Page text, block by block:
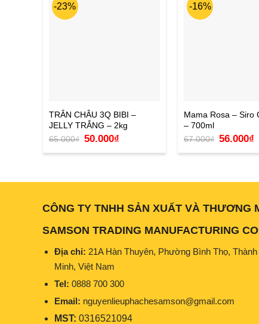
-23%
TRÂN CHÂU 3Q BIBI –
JELLY TRẮNG – 2kg
65.000₫ Giá
là:
50.000₫
tại
-16%
Mama Rosa – Siro
– 700ml
67.000₫ Giá
là:
56.000₫
CÔNG TY TNHH SẢN XUẤT VÀ THƯƠNG
SAMSON TRADING MANUFACTURING
Địa chỉ:21A Hàn Thuyên, Phường Bình Thọ,
Minh, Việt Nam
Tel:0888 700 300
Email: nguyenlieuphachesamson@gmail.com
MST:0316521094